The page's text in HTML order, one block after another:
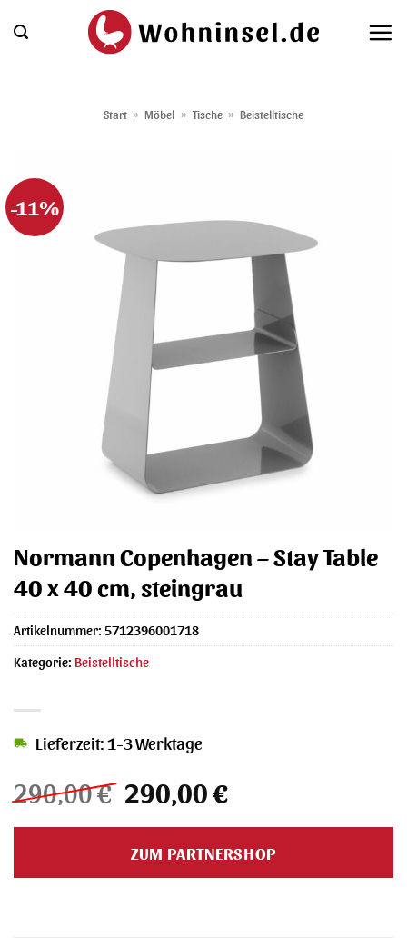
Inhalt
Start » Möbel » Tische » Beistelltische
-11%
Normann Copenhagen – Stay Table
40 x 40 cm, steingrau
290,00€ Ursprünglicher
Preis
war:
290,00 €
290,00€Aktueller
ist:
290,00 €.
Lieferzeit: 1-3 Werktage
ZUM PARTNERSHOP
Artikelnummer: 5712396001718
Kategorie: Beistelltische